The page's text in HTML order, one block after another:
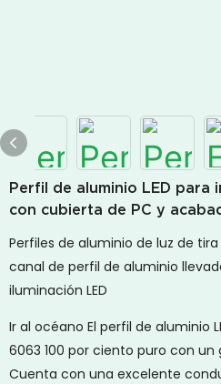
Perfil de aluminio LED para
con cubierta de PC y
Perfiles de aluminio de luz de
canal de perfil de aluminio
iluminación LED
Ir al océano El perfil de aluminio
6063 100 por ciento puro con
Cuenta con una excelente